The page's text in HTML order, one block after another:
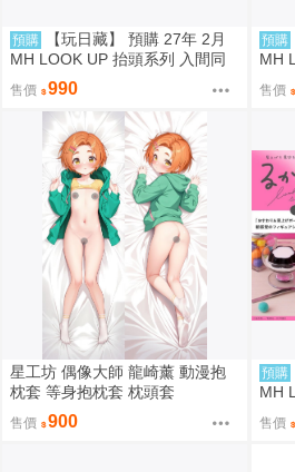
預購
【玩日藏】 預購 27年 2月
MH LOOK UP 抬頭系列 入間同
學入魔了 鈴木入間 Iruma Suzuki
抬頭公仔 代理版
售價 990
預購
MH
學
& 歐
售價
星工坊 偶像大師 龍崎薰 動漫抱
枕套 等身抱枕套 枕頭套
售價 900
預購
MH
雄
理版
售價